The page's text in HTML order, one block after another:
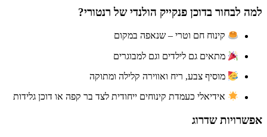
לבחור בדוכן פנקייק הולנדי של רנטורי?
קינוח חם וטרי – שנאפה במקום
מתאים גם לילדים וגם למבוגרים
מוסיף צבע, ריח ואווירה קלילה ומתוקה
אידיאלי כעמדת קינוחים ייחודית לצד בר קפה או דוכן גלידות
שדרוג